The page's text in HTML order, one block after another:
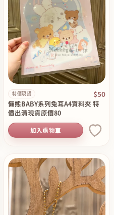
特價現貨 $50
懶熊BABY系列兔耳A4資料夾 特
價出清現貨原價80
加入購物車